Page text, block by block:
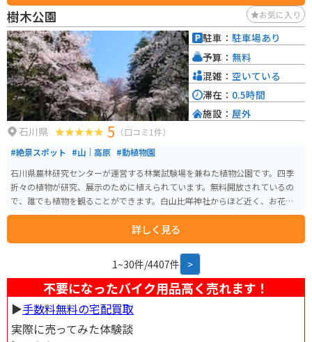
樹木公園 お気に入り
石川県 5 （口コミ1件）
#絶景スポット #山｜高原 #動植物園
石川県農林研究センターが運営する林業試験場を兼ねた植物公園です。四季
折々の植物が研究、展示のために植えられています。無料開放されているの
で、誰でも植物を観ることができます。白山比咩神社からほど近く、お花見
やお散歩の穴場スポットになっています。
詳しく見る
駐車： 駐車場あり
予算： 無料
混雑： 空いている
滞在： 0.5時間
施設： 屋外
1~30件/4407件 >
不要になったバイク用品高く売れます！
▶︎手数料無料の宅配買取
実際に売ってみた体験談